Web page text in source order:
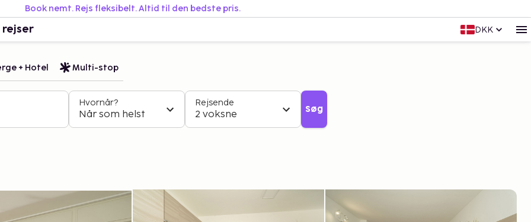
Book nemt. Rejs fleksibelt. Altid til den bedste pris.
rejser DKK
+ Hotel Multi-stop
Hvornår?
Når som helst
Rejsende
2 voksne Søg